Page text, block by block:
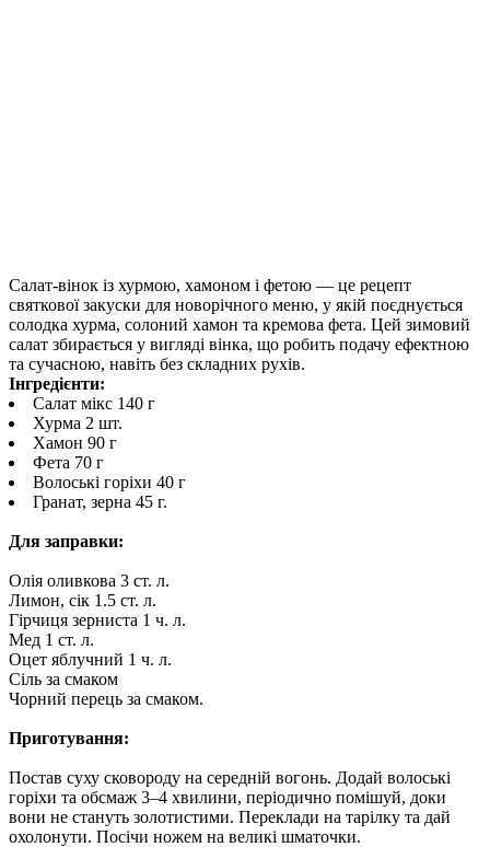
Салат-вінок із хурмою, хамоном і фетою — це рецепт
святкової закуски для новорічного меню, у якій поєднується
солодка хурма, солоний хамон та кремова фета. Цей зимовий
салат збирається у вигляді вінка, що робить подачу ефектною
та сучасною, навіть без складних рухів.
Інгредієнти:
Салат мікс 140 г
Хурма 2 шт.
Хамон 90 г
Фета 70 г
Волоські горіхи 40 г
Гранат, зерна 45 г.
Для заправки:
Олія оливкова 3 ст. л.
Лимон, сік 1.5 ст. л.
Гірчиця зерниста 1 ч. л.
Мед 1 ст. л.
Оцет яблучний 1 ч. л.
Сіль за смаком
Чорний перець за смаком.
Приготування:
Постав суху сковороду на середній вогонь. Додай волоські
горіхи та обсмаж 3–4 хвилини, періодично помішуй, доки
вони не стануть золотистими. Переклади на тарілку та дай
охолонути. Посічи ножем на великі шматочки.